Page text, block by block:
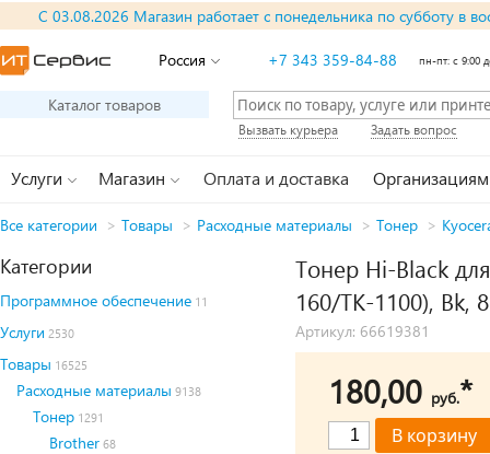
С 03.08.2026 Магазин работает с понедельника по субботу в
Россия +7 343 359-84-88 пн-пт: с 9:00
Каталог товаров
Вызвать курьера Задать вопрос
Услуги Магазин Оплата и доставка Организациям
Все категории > Товары > Расходные материалы > Тонер >
Категории
Программное обеспечение 11
Услуги 2530
Товары 16525
Расходные материалы 9138
Тонер 1291
Brother 68
Тонер Hi-Black
160/TK-1100), Bk,
Артикул: 66619381
180,00 руб.*